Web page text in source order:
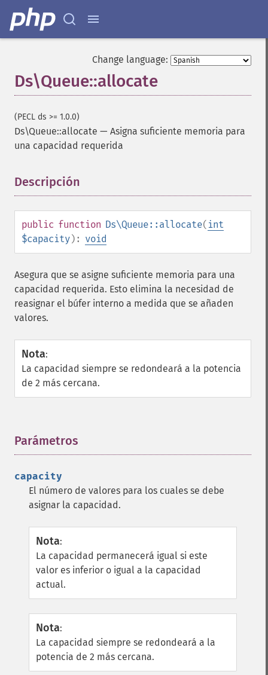
Change language:
Ds\Queue::allocate
(PECL ds >= 1.0.0)
Ds\Queue::allocate — Asigna suficiente memoria para
una capacidad requerida
Descripción
public function Ds\Queue::allocate( int
$capacity): void
Asegura que se asigne suficiente memoria para una
capacidad requerida. Esto elimina la necesidad de
reasignar el búfer interno a medida que se añaden
valores.
Nota:
La capacidad siempre se redondeará a la potencia
de 2 más cercana.
Parámetros
capacity
El número de valores para los cuales se debe
asignar la capacidad.
Nota:
La capacidad permanecerá igual si este
valor es inferior o igual a la capacidad
actual.
Nota:
La capacidad siempre se redondeará a la
potencia de 2 más cercana.